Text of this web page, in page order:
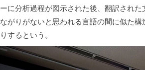
ーに分析過程が図示された後、翻訳され
ながりがないと思われる言語の間に似た
りするという。